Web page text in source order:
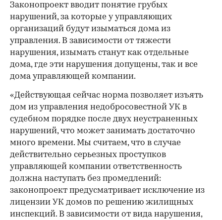
Законопроект вводит понятие грубых
нарушений, за которые у управляющих
организаций будут изыматься дома из
управления. В зависимости от тяжести
нарушения, изымать станут как отдельные
дома, где эти нарушения допущены, так и все
дома управляющей компании.
«Действующая сейчас норма позволяет изъять
дом из управления недобросовестной УК в
судебном порядке после двух неустраненных
нарушений, что может занимать достаточно
много времени. Мы считаем, что в случае
действительно серьезных проступков
управляющей компании ответственность
должна наступать без промедлений:
законопроект предусматривает исключение из
лицензии УК домов по решению жилищных
инспекций. В зависимости от вида нарушения,